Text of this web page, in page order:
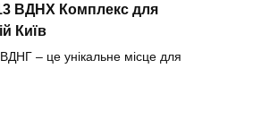
ВДНХ Комплекс для
Київ
– це унікальне місце для